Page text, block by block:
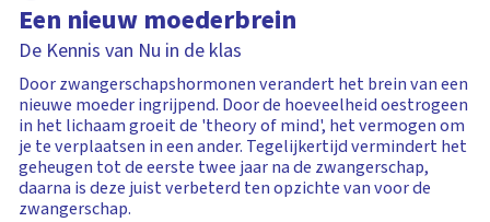
Een nieuw moederbrein
De Kennis van Nu in de klas
Door zwangerschapshormonen verandert het brein van een
nieuwe moeder ingrijpend. Door de hoeveelheid oestrogeen
in het lichaam groeit de 'theory of mind', het vermogen om
je te verplaatsen in een ander. Tegelijkertijd vermindert het
geheugen tot de eerste twee jaar na de zwangerschap,
daarna is deze juist verbeterd ten opzichte van voor de
zwangerschap.